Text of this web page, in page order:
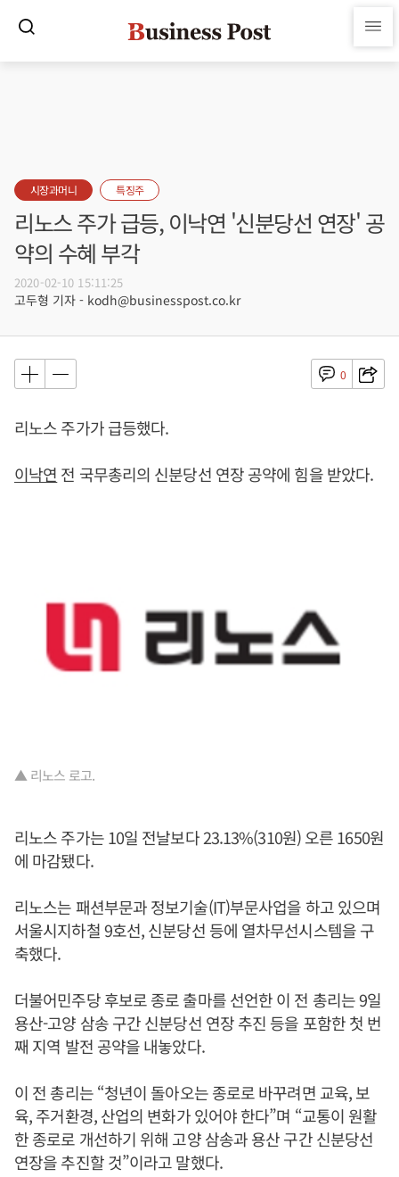
시장과머니 특징주
리노스 주가 급등, 이낙연 '신분당선 연장' 공
약의 수혜 부각
2020-02-10 15:11:25
고두형 기자 - kodh@businesspost.co.kr
0
리노스 주가가 급등했다.
이낙연 전 국무총리의 신분당선 연장 공약에 힘을 받았다.
▲ 리노스 로고.
리노스 주가는 10일 전날보다 23.13%(310원) 오른 1650원
에 마감됐다.
리노스는 패션부문과 정보기술(IT)부문사업을 하고 있으며
서울시지하철 9호선, 신분당선 등에 열차무선시스템을 구
축했다.
더불어민주당 후보로 종로 출마를 선언한 이 전 총리는 9일
용산-고양 삼송 구간 신분당선 연장 추진 등을 포함한 첫 번
째 지역 발전 공약을 내놓았다.
이 전 총리는 “청년이 돌아오는 종로로 바꾸려면 교육, 보
육, 주거환경, 산업의 변화가 있어야 한다”며 “교통이 원활
한 종로로 개선하기 위해 고양 삼송과 용산 구간 신분당선
연장을 추진할 것”이라고 말했다.